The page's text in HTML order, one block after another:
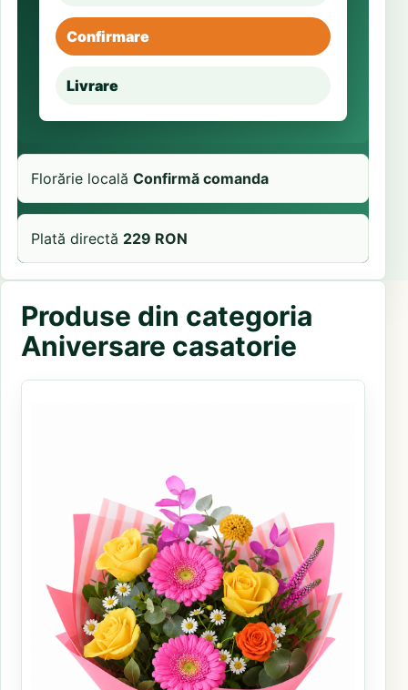
Confirmare
Livrare
Florărie locală Confirmă comanda
Plată directă 229 RON
Produse din categoria
Aniversare casatorie